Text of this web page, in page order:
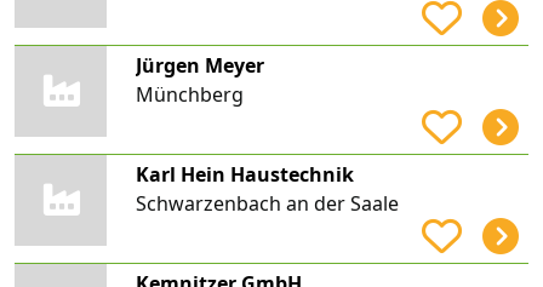
Jürgen Meyer
Münchberg
Karl Hein Haustechnik
Schwarzenbach an der Saale